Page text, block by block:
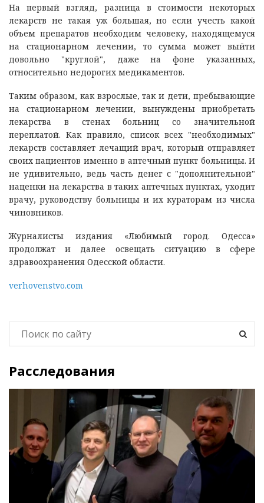
На первый взгляд, разница в стоимости некоторых
лекарств не такая уж большая, но если учесть какой
объем препаратов необходим человеку, находящемуся
на стационарном лечении, то сумма может выйти
довольно "круглой", даже на фоне указанных,
относительно недорогих медикаментов.
Таким образом, как взрослые, так и дети, пребывающие
на стационарном лечении, вынуждены приобретать
лекарства в стенах больниц со значительной
переплатой. Как правило, список всех "необходимых"
лекарств составляет лечащий врач, который отправляет
своих пациентов именно в аптечный пункт больницы. И
не удивительно, ведь часть денег с "дополнительной"
наценки на лекарства в таких аптечных пунктах, уходит
врачу, руководству больницы и их кураторам из числа
чиновников.
Журналисты издания «Любимый город. Одесса»
продолжат и далее освещать ситуацию в сфере
здравоохранения Одесской области.
verhovenstvo.com
Расследования